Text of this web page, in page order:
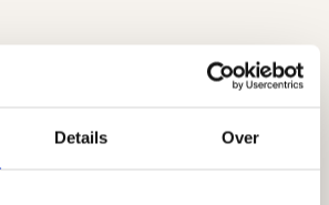
Details Over
je betaalrekening staan en wil je
zetten voor later? Dan is het een
is dit heel eenvoudig te